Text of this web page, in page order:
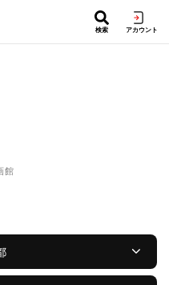
検索 アカウント
館